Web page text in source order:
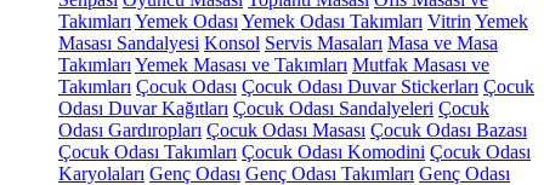
Takımları Yemek Odası Yemek Odası Takımları Vitrin Yemek
Masası Sandalyesi Konsol Servis Masaları Masa ve Masa
Takımları Yemek Masası ve Takımları Mutfak Masası ve
Takımları Çocuk Odası Çocuk Odası Duvar Stickerları Çocuk
Odası Duvar Kağıtları Çocuk Odası Sandalyeleri Çocuk
Odası Gardıropları Çocuk Odası Masası Çocuk Odası Bazası
Çocuk Odası Takımları Çocuk Odası Komodini Çocuk Odası
Karyolaları Genç Odası Genç Odası Takımları Genç Odası